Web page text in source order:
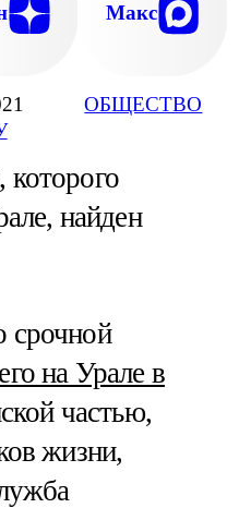
ОБЩЕСТВО
Макс
найден
срочной
на Урале в
частью,
жизни,